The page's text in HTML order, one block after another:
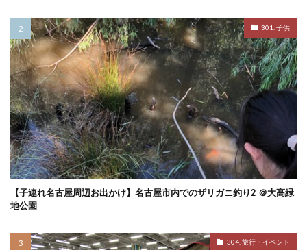
301. 子供
【子連れ名古屋周辺お出かけ】名古屋市内でのザリガニ釣り2 ＠大高緑
地公園
304. 旅行・イベント